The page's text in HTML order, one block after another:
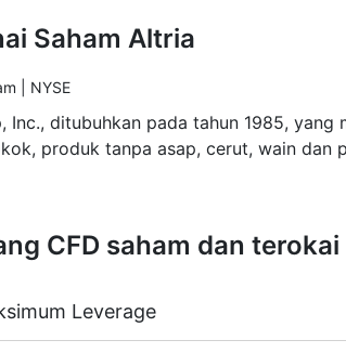
Saham Altria
| NYSE
Inc., ditubuhkan pada tahun 1985, yang
produk tanpa asap, cerut, wain dan
CFD saham dan
Leverage